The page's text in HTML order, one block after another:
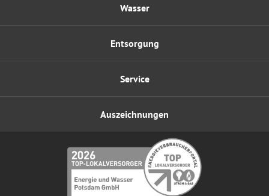
Wasser
Entsorgung
Service
Auszeichnungen